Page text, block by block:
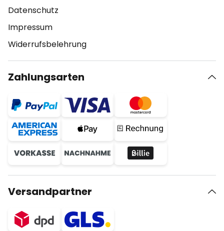
Datenschutz
Impressum
Widerrufsbelehrung
Zahlungsarten
Versandpartner